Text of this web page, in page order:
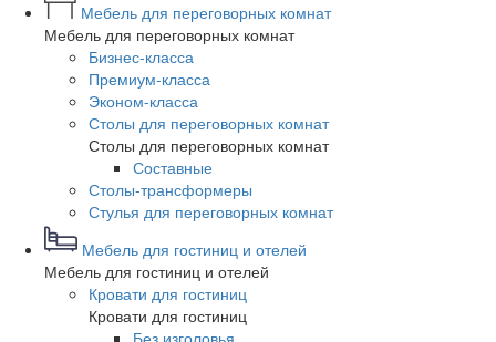
Мебель для переговорных комнат
Мебель для переговорных комнат
Бизнес-класса
Премиум-класса
Эконом-класса
Столы для переговорных комнат
Столы для переговорных комнат
Составные
Столы-трансформеры
Стулья для переговорных комнат
Мебель для гостиниц и отелей
Мебель для гостиниц и отелей
Кровати для гостиниц
Кровати для гостиниц